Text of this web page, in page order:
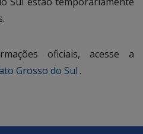
oficiais, acesse a
Grosso do Sul .